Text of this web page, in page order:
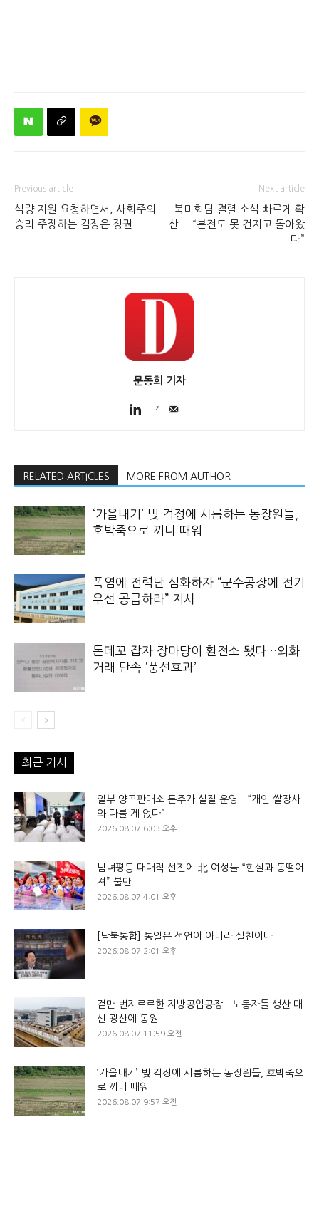
Previous article
식량 지원 요청하면서, 사회주의
승리 주장하는 김정은 정권
Next article
북미회담 결렬 소식 빠르게 확
산… “본전도 못 건지고 돌아왔
다”
문동희 기자
RELATED ARTICLES MORE FROM AUTHOR
‘가을내기’ 빚 걱정에 시름하는 농장원들,
호박죽으로 끼니 때워
폭염에 전력난 심화하자 “군수공장에 전기
우선 공급하라” 지시
돈데꼬 잡자 장마당이 환전소 됐다…외화
거래 단속 ‘풍선효과’
최근 기사
일부 양곡판매소 돈주가 실질 운영…“개인 쌀장사
와 다를 게 없다”
2026.08.07 6:03 오후
남녀평등 대대적 선전에 北 여성들 “현실과 동떨어
져” 불만
2026.08.07 4:01 오후
[남북통합] 통일은 선언이 아니라 실천이다
2026.08.07 2:01 오후
겉만 번지르르한 지방공업공장…노동자들 생산 대
신 광산에 동원
2026.08.07 11:59 오전
‘가을내기’ 빚 걱정에 시름하는 농장원들, 호박죽으
로 끼니 때워
2026.08.07 9:57 오전